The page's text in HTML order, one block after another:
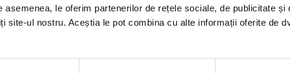
asemenea, le oferim partenerilor de rețele sociale, de publicitate
site-ul nostru. Aceștia le pot combina cu alte informații oferite de